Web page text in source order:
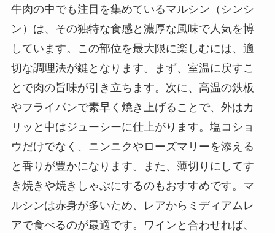
牛肉の中でも注目を集めているマルシン（シンシ
ン）は、その独特な食感と濃厚な風味で人気を博
しています。この部位を最大限に楽しむには、適
切な調理法が鍵となります。まず、室温に戻すこ
とで肉の旨味が引き立ちます。次に、高温の鉄板
やフライパンで素早く焼き上げることで、外はカ
リッと中はジューシーに仕上がります。塩コショ
ウだけでなく、ニンニクやローズマリーを添える
と香りが豊かになります。また、薄切りにしてす
き焼きや焼きしゃぶにするのもおすすめです。マ
ルシンは赤身が多いため、レアからミディアムレ
アで食べるのが最適です。ワインと合わせれば、